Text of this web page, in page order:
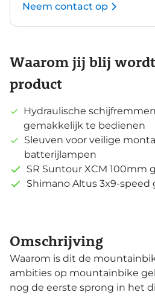
Neem contact op
Waarom jij blij
product
Hydraulische
gemakkelijk te bedienen
Sleuven voor veilige
batterijlampen
SR Suntour XCM 100mm
Shimano Altus 3x9-speed
Omschrijving
Waarom is dit de mountainbike
ambities op mountainbike
nog de eerste sprong in het